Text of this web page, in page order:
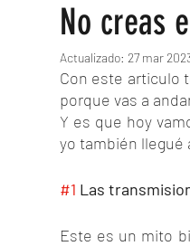
No creas
Actualizado: 27 mar
Con este articulo
porque vas a
Y es que hoy
yo también llegué
#1 Las
Este es un mito